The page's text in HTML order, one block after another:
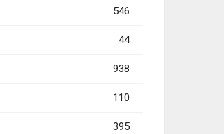
546
44
938
110
395